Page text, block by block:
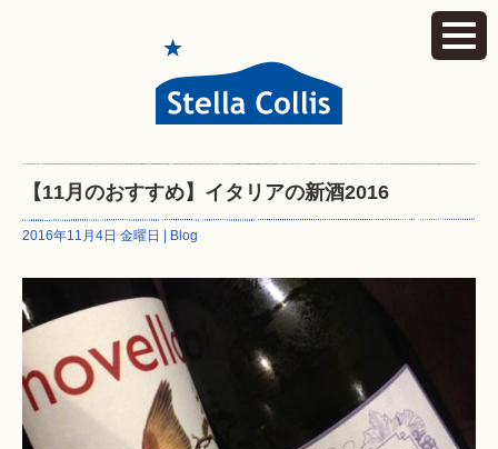
【11月のおすすめ】イタリアの新酒2016
2016年11月4日 金曜日 | Blog